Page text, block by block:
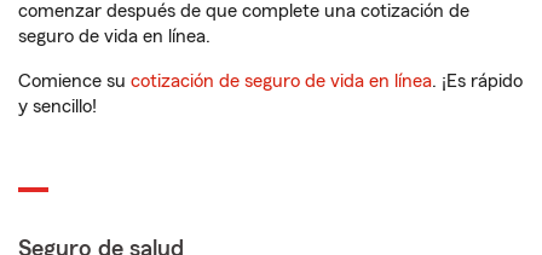
comenzar después de que complete una cotización de
seguro de vida en línea.
Comience su cotización de seguro de vida en línea. ¡Es rápido
y sencillo!
Seguro de salud